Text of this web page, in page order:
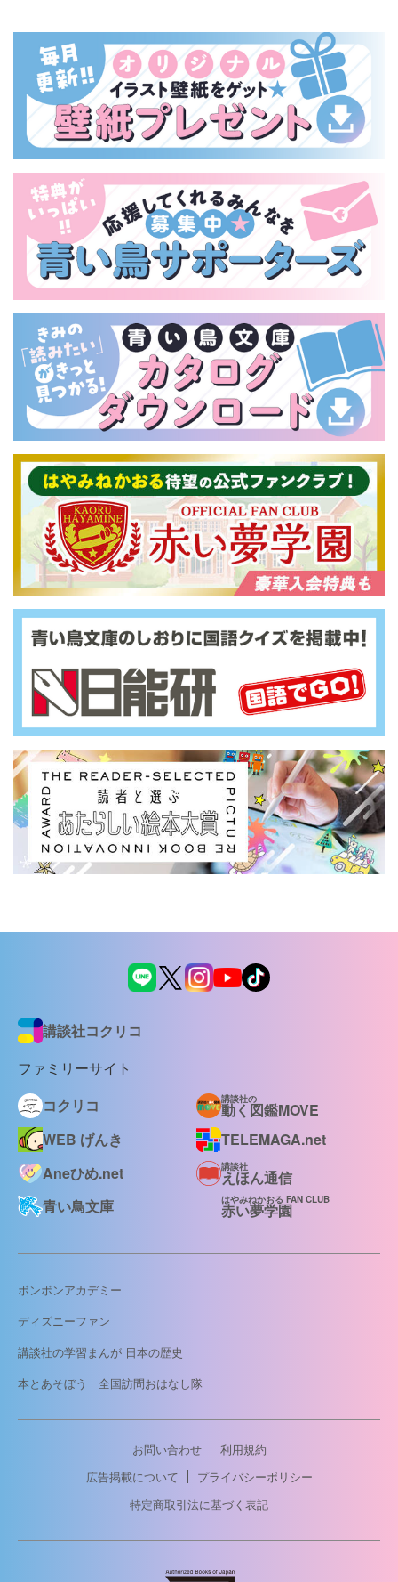
講談社コクリコ
ファミリーサイト
コクリコ
講談社の
動く図鑑MOVE
WEB げんき
TELEMAGA.net
Aneひめ.net
講談社
えほん通信
青い鳥文庫
はやみねかおる FAN CLUB
赤い夢学園
ボンボンアカデミー
ディズニーファン
講談社の学習まんが 日本の歴史
本とあそぼう 全国訪問おはなし隊
お問い合わせ
利用規約
広告掲載について
プライバシーポリシー
特定商取引法に基づく表記